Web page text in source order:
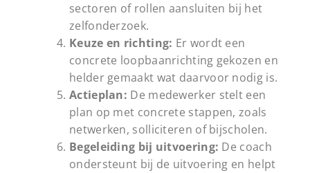
sectoren of rollen aansluiten bij het
zelfonderzoek.
Keuze en richting: Er wordt een
concrete loopbaanrichting gekozen en
helder gemaakt wat daarvoor nodig is.
Actieplan: De medewerker stelt een
plan op met concrete stappen, zoals
netwerken, solliciteren of bijscholen.
Begeleiding bij uitvoering: De coach
ondersteunt bij de uitvoering en helpt